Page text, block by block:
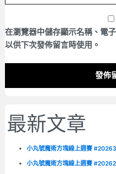
在瀏覽器中儲存顯示名稱、電
以供下次發佈留言時使用。
最新文章
小丸號魔術方塊線上週賽
小丸號魔術方塊線上週賽